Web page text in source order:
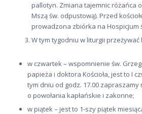
pallotyn. Zmiana tajemnic różańca
Mszą św. odpustową). Przed
prowadzona zbiórka na Hospicjum
W tym tygodniu w liturgii przeżywać
w czwartek – wspomnienie św.
papieża i doktora Kościoła, jest to I
tym dniu od godz. 17.00
o powołania kapłańskie i zakonne;
w piątek – jest to 1-szy piątek